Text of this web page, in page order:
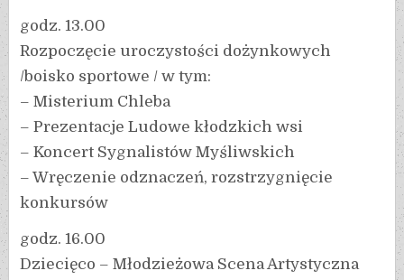
godz. 13.00
Rozpoczęcie uroczystości dożynkowych
/boisko sportowe / w tym:
– Misterium Chleba
– Prezentacje Ludowe kłodzkich wsi
– Koncert Sygnalistów Myśliwskich
– Wręczenie odznaczeń, rozstrzygnięcie
konkursów
godz. 16.00
Dziecięco – Młodzieżowa Scena Artystyczna